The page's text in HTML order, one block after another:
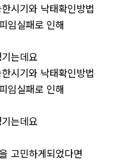
시기와 낙태확인방법
임실패로 인해
는데요
시기와 낙태확인방법
임실패로 인해
는데요
고민하게되었다면